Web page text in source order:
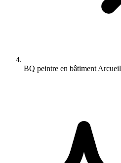
BQ peintre en bâtiment Arcueil